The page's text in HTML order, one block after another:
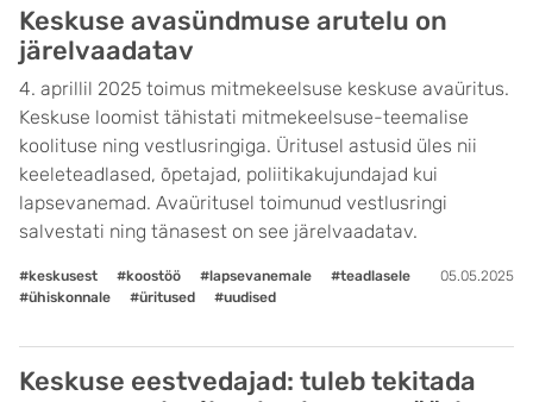
Keskuse avasündmuse arutelu on
järelvaadatav
4. aprillil 2025 toimus mitmekeelsuse keskuse avaüritus.
Keskuse loomist tähistati mitmekeelsuse-teemalise
koolituse ning vestlusringiga. Üritusel astusid üles nii
keeleteadlased, õpetajad, poliitikakujundajad kui
lapsevanemad. Avaüritusel toimunud vestlusringi
salvestati ning tänasest on see järelvaadatav.
#keskusest #koostöö #lapsevanemale
#teadlasele
#ühiskonnale
#üritused #uudised
05.05.2025
Keskuse eestvedajad: tuleb tekitada